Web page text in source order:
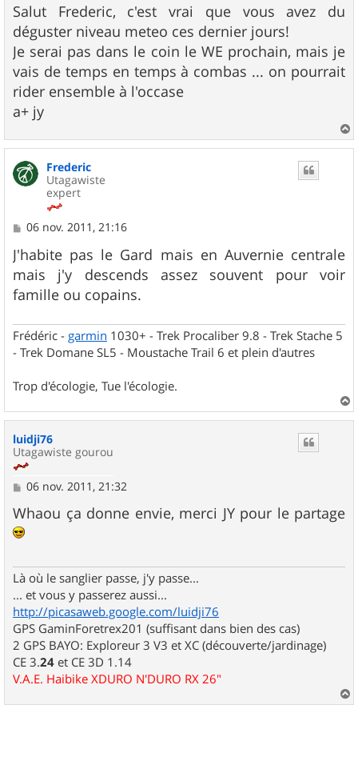
s
s
a
g
e
Salut Frederic, c'est vrai que vous avez du
déguster niveau meteo ces dernier jours!
Je serai pas dans le coin le WE prochain, mais je
vais de temps en temps à combas ... on pourrait
rider ensemble à l'occase
a+ jy
a
Frederic
Utagawiste
expert
M
s
s
a
g
e
06 nov. 2011, 21:16
J'habite pas le Gard mais en Auvernie centrale
mais j'y descends assez souvent pour voir
famille ou copains.
Frédéric - garmin 1030+ - Trek Procaliber 9.8 - Trek Stache 5
- Trek Domane SL5 - Moustache Trail 6 et plein d'autres
Trop d'écologie, Tue l'écologie.
a
luidji76
Utagawiste gourou
M
s
s
a
06 nov. 2011, 21:32
Whaou ça donne envie, merci JY pour le partage
Là où le sanglier passe, j'y passe...
... et vous y passerez aussi...
http://picasaweb.google.com/luidji76
GPS GaminForetrex201 (suffisant dans bien des cas)
2 GPS BAYO: Exploreur 3 V3 et XC (découverte/jardinage)
CE 3.24 et CE 3D 1.14
V.A.E. Haibike XDURO N'DURO RX 26"
a